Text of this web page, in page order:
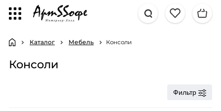
Каталог Мебель Консоли
Консоли
Фильтр